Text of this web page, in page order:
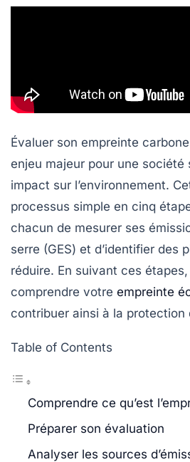
Évaluer son empreinte
enjeu majeur pour une société
impact sur l’environnement.
processus simple en cinq
chacun de mesurer ses
serre (GES) et d’identifier des
réduire. En suivant ces
comprendre votre empreinte
contribuer ainsi à la protection
Table of Contents
Comprendre ce qu’est
Préparer son évaluation
Analyser les sources